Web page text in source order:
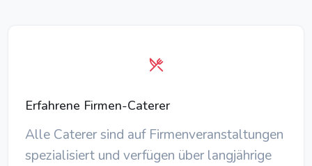
Erfahrene Firmen-Caterer
Alle Caterer sind auf Firmenveranstaltungen
spezialisiert und verfügen über langjährige